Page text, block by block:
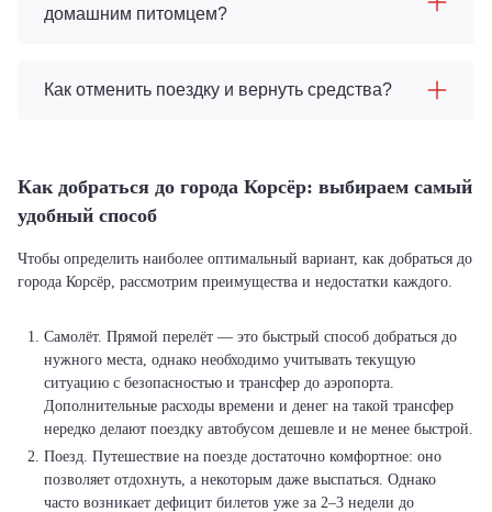
домашним питомцем?
Как отменить поездку и вернуть средства?
Как добраться до города Корсёр: выбираем самый
удобный способ
Чтобы определить наиболее оптимальный вариант, как добраться до
города Корсёр, рассмотрим преимущества и недостатки каждого.
Самолёт. Прямой перелёт — это быстрый способ добраться до
нужного места, однако необходимо учитывать текущую
ситуацию с безопасностью и трансфер до аэропорта.
Дополнительные расходы времени и денег на такой трансфер
нередко делают поездку автобусом дешевле и не менее быстрой.
Поезд. Путешествие на поезде достаточно комфортное: оно
позволяет отдохнуть, а некоторым даже выспаться. Однако
часто возникает дефицит билетов уже за 2–3 недели до